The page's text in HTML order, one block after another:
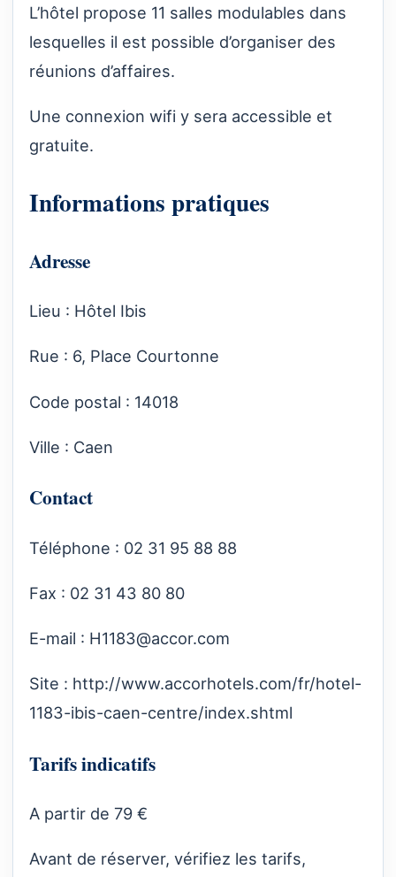
L’hôtel propose 11 salles modulables dans
lesquelles il est possible d’organiser des
réunions d’affaires.
Une connexion wifi y sera accessible et
gratuite.
Informations pratiques
Adresse
Lieu : Hôtel Ibis
Rue : 6, Place Courtonne
Code postal : 14018
Ville : Caen
Contact
Téléphone : 02 31 95 88 88
Fax : 02 31 43 80 80
E-mail : H1183@accor.com
Site : http://www.accorhotels.com/fr/hotel-
1183-ibis-caen-centre/index.shtml
Tarifs indicatifs
A partir de 79 €
Avant de réserver, vérifiez les tarifs,